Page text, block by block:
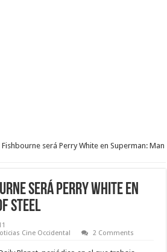
Fishbourne será Perry White en Superman: Man
será Perry White en
Steel
Cine Occidental 2 Comments